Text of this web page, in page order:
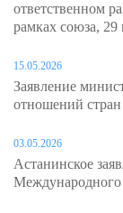
ответственном
рамках союза, 29
15.05.2026
Заявление
отношений
03.05.2026
Астанинское
Международного